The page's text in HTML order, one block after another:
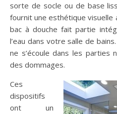
sorte de socle ou de base
fournit une esthétique visuelle
bac à douche fait partie
l’eau dans votre salle de
ne s’écoule dans les parties
des dommages.
Ces
dispositifs
ont un